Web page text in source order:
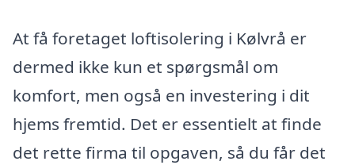
At få foretaget loftisolering i Kølvrå er
dermed ikke kun et spørgsmål om
komfort, men også en investering i dit
hjems fremtid. Det er essentielt at finde
det rette firma til opgaven, så du får det